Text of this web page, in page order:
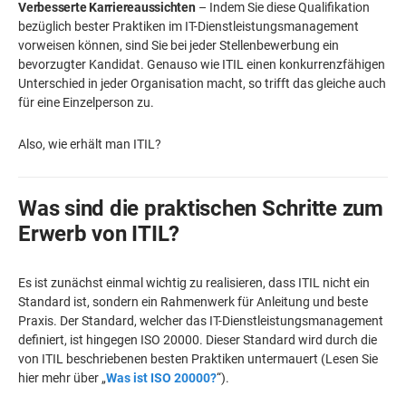
Verbesserte Karriereaussichten – Indem Sie diese Qualifikation
bezüglich bester Praktiken im IT-Dienstleistungsmanagement
vorweisen können, sind Sie bei jeder Stellenbewerbung ein
bevorzugter Kandidat. Genauso wie ITIL einen konkurrenzfähigen
Unterschied in jeder Organisation macht, so trifft das gleiche auch
für eine Einzelperson zu.
Also, wie erhält man ITIL?
Was sind die praktischen Schritte zum
Erwerb von ITIL?
Es ist zunächst einmal wichtig zu realisieren, dass ITIL nicht ein
Standard ist, sondern ein Rahmenwerk für Anleitung und beste
Praxis. Der Standard, welcher das IT-Dienstleistungsmanagement
definiert, ist hingegen ISO 20000. Dieser Standard wird durch die
von ITIL beschriebenen besten Praktiken untermauert (Lesen Sie
hier mehr über „Was ist ISO 20000?“).